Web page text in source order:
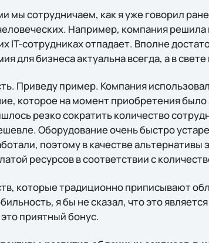
мы сотрудничаем, как я уже говорил
Например, компания
IT-сотрудниках отпадает. Вполне
для бизнеса актуальна всегда, а в
Приведу пример. Компания
которое на момент приобретения
резко сократить количество
Оборудование очень быстро
поэтому в качестве
ресурсов в соответствии с
которые традиционно приписывают
я бы не сказал, что это
приятный бонус.